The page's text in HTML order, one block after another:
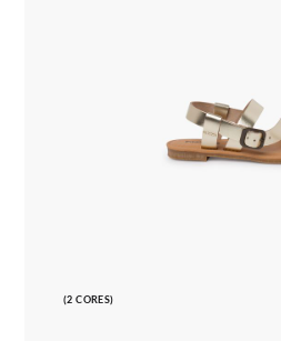
(2 CORES)